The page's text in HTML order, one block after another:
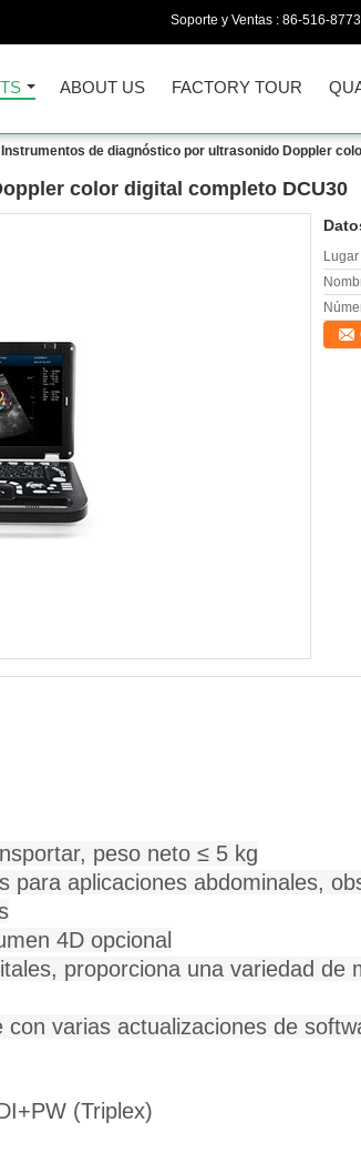
Soporte y Ventas : 86-516-
ABOUT US FACTORY TOUR
Instrumentos de diagnóstico por ultrasonido Doppler
color digital completo DCU30
peso neto ≤ 5 kg
para aplicaciones abdominales,
4D opcional
proporciona una variedad de
varias actualizaciones de
(Triplex)